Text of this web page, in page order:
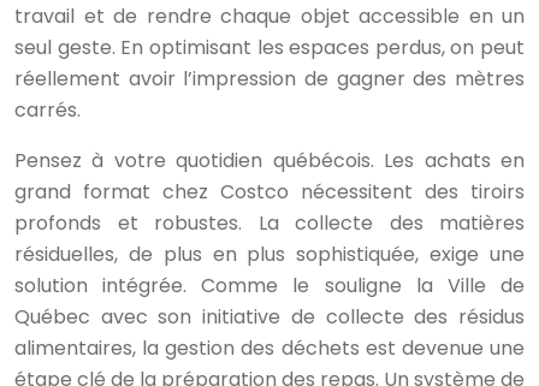
travail et de rendre chaque objet accessible en un
seul geste. En optimisant les espaces perdus, on peut
réellement avoir l’impression de gagner des mètres
carrés.
Pensez à votre quotidien québécois. Les achats en
grand format chez Costco nécessitent des tiroirs
profonds et robustes. La collecte des matières
résiduelles, de plus en plus sophistiquée, exige une
solution intégrée. Comme le souligne la Ville de
Québec avec son initiative de collecte des résidus
alimentaires, la gestion des déchets est devenue une
étape clé de la préparation des repas. Un système de